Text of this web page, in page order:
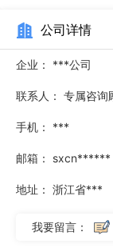
性水不光是一瓶
古代人用茶叶
当我们身体缺硅
我们摄入不足的
流通不顺畅，有
见硅元素对我们
公司详情
企业： ***公司
联系人： 专属咨询
手机： ***
邮箱： sxcn******
地址： 浙江省***
我要留言：